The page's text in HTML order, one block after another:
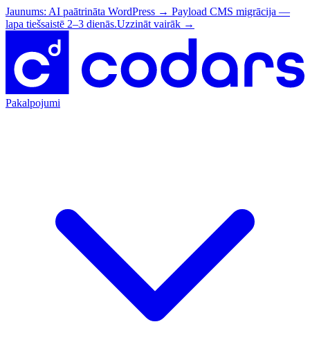
Jaunums: AI paātrināta WordPress → Payload CMS migrācija —
lapa tiešsaistē 2–3 dienās.Uzzināt vairāk →
Pakalpojumi